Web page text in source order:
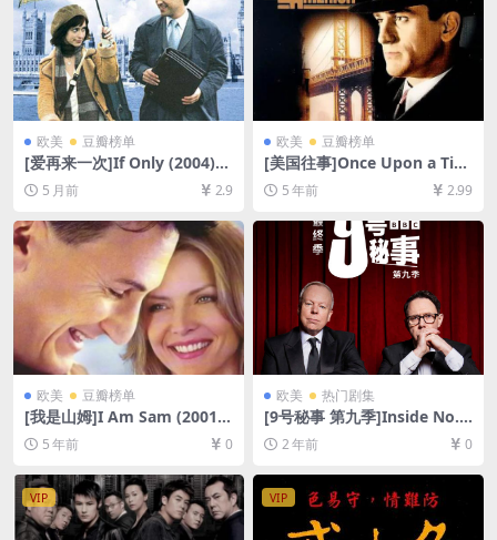
欧美 豆瓣榜单
[爱再来一次]If Only (2004)
[百度网盘+夸克网盘1080P超
清未删减资源][网盘在线播放/
下载][MP4/6GB][中英字幕]
5 月前 2.9
欧美 豆瓣榜单
[美国往事]Once Upon a Tim
e in America (1984)(导演剪
辑加长版251min)[百度网盘
+夸克网盘+迅雷云盘资源1080
P超清未删减][MP4/15GB][中
英字幕]
5 年前 2.99
欧美 豆瓣榜单
[我是山姆]I Am Sam (2001)
[百度网盘+迅雷云盘资源1080
P超清未删减][MP4/8.5GB][中
5 年前 0
欧美 热门剧集
[9号秘事 第九季]Inside No. 9
Season 9 (2024)[百度网盘
+夸克网盘1080P超清未删减
4/4.6GB][中文字幕]
2 年前 0
VIP VIP